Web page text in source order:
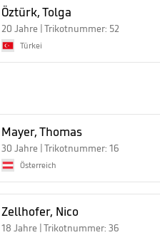
Öztürk, Tolga
20 Jahre | Trikotnummer: 52
Türkei
Mayer, Thomas
30 Jahre | Trikotnummer: 16
Österreich
Zellhofer, Nico
18 Jahre | Trikotnummer: 36